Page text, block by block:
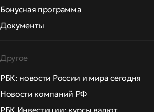
Бонусная программа
Документы
Другое
РБК: новости России и мира сегодня
Новости компаний РФ
РБК Инвестиции: курсы валют